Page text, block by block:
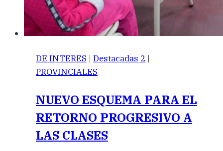
DE INTERES | Destacadas 2 |
PROVINCIALES
NUEVO ESQUEMA PARA EL
RETORNO PROGRESIVO A
LAS CLASES